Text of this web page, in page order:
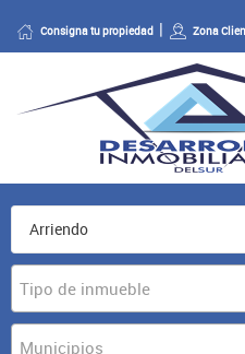
Consigna tu propiedad Zona
Tipo de inmueble
Municipios